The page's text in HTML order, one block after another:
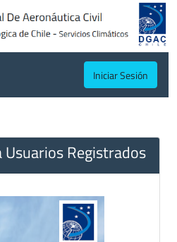
Iniciar Sesión
Registrados